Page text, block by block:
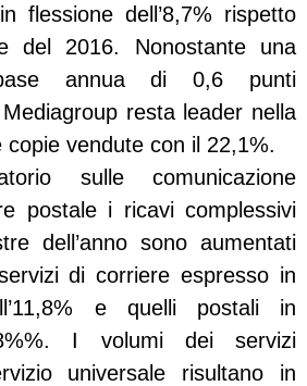
flessione dell’8,7% rispetto
del 2016. Nonostante una
annua di 0,6 punti
resta leader nella
copie vendute con il 22,1%.
sulle comunicazione
postale i ricavi complessivi
dell’anno sono aumentati
di corriere espresso in
e quelli postali in
I volumi dei servizi
universale risultano in